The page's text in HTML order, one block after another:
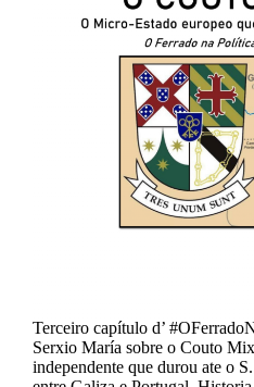
Terceiro capítulo d’
Serxio María sobre o Couto
independente que durou ate o